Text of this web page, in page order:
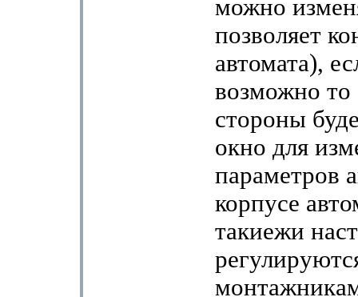
можно
позволяет
автомата),
возможно то
стороны
окно для
параметров
корпусе
такиежи